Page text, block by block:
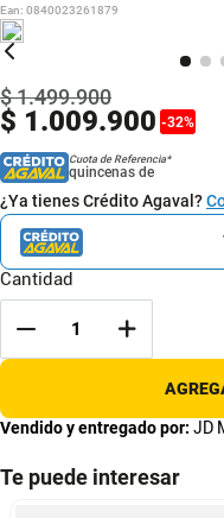
Ean: 0840023261879
$ 1.009.900 -32%
$1.499.900
Cuota de Referencia*
quincenas de
¿Ya tienes Crédito Agaval?
Cantidad
Vendido y entregado por: JD
Te puede interesar